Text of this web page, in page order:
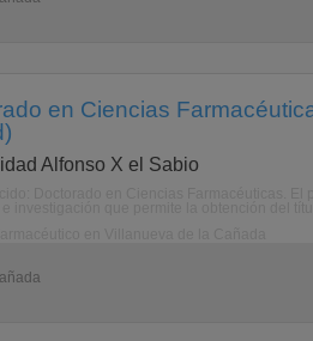
en Ciencias
Alfonso X el Sabio